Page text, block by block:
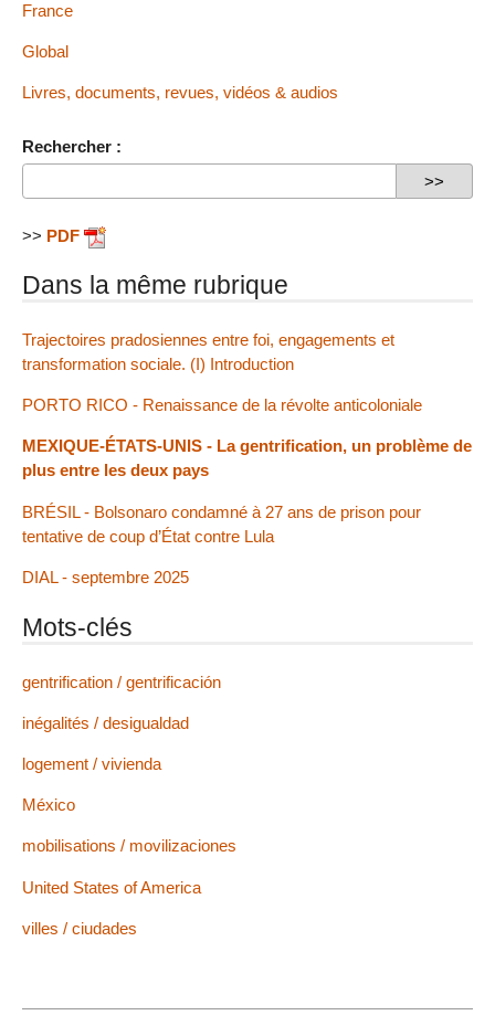
France
Global
Livres, documents, revues, vidéos & audios
Rechercher :
>> PDF
Dans la même rubrique
Trajectoires pradosiennes entre foi, engagements et
transformation sociale. (I) Introduction
PORTO RICO - Renaissance de la révolte anticoloniale
MEXIQUE-ÉTATS-UNIS - La gentrification, un problème de
plus entre les deux pays
BRÉSIL - Bolsonaro condamné à 27 ans de prison pour
tentative de coup d’État contre Lula
DIAL - septembre 2025
Mots-clés
gentrification / gentrificación
inégalités / desigualdad
logement / vivienda
México
mobilisations / movilizaciones
United States of America
villes / ciudades